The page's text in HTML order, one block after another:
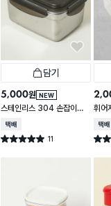
담기
NEW
5,000원
스테인리스 304 손잡이형
대용량 찬통 2.2 L
택배배송
별점 5.0점 11
건 작성
휘어
2 L
택배
별점